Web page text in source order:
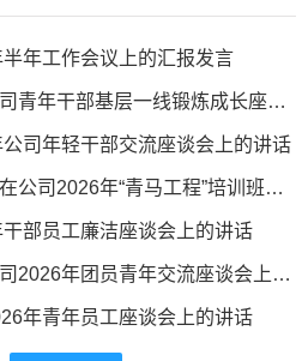
年工作会议上的汇报发言
建筑国企党委书记在公司青年干部基层一线锻炼成长座谈会上的讲话
司年轻干部交流座谈会上的讲话
国企党委书记、董事长在公司2026年“青马工程”培训班开班仪式上的讲话
部员工廉洁座谈会上的讲话
国企党委书记在集团公司2026年团员青年交流座谈会上的总结讲话
年青年员工座谈会上的讲话